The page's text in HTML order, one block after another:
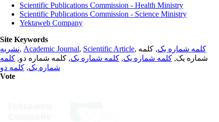
Scientific Publications Commission - Health Ministry
Scientific Publications Commission - Science Ministry
Yektaweb Company
Site Keywords
نشریه, Academic Journal, Scientific Article, کلمه شماره یک, کلمه
شماره یک, کلمه شماره یک, کلمه شماره یک, کلمه شماره دو, کلمه
شماره یک, کلمه دو
Vote